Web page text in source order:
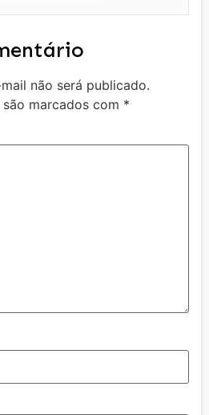
não será publicado.
marcados com *